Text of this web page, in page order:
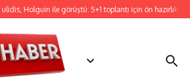
Holguin ile görüştü: 5+1 toplantı için ön hazırlık